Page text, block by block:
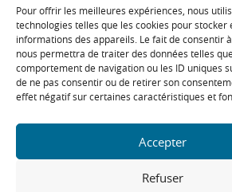
Pour offrir les meilleures expériences, nous
technologies telles que les cookies pour stocker
informations des appareils. Le fait de consentir
nous permettra de traiter des données telles
comportement de navigation ou les ID uniques
de ne pas consentir ou de retirer son
effet négatif sur certaines caractéristiques et
Accepter
Refuser
12/01/22
argonne étude
VU DANS LES MÉDIAS
Voir toutes les